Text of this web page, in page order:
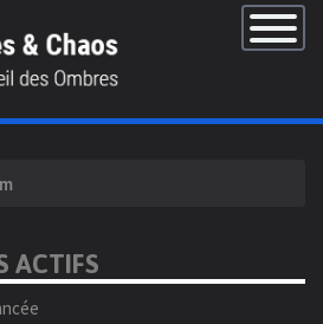
Basculer
la
×
ACTIFS